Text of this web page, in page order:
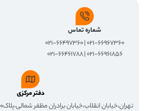
شماره تماس
۰۲۱-۶۶۹۶۷۳۶۰ | ۰۲۱-۶۶۴۹۷۳۶۰
۰۲۱-۶۶۹۶۱۸۵۶ | ۰۲۱-۶۶۴۶۱۷۸۸
دفتر مرکزی
تهران،خیابان انقلاب،خیابان برادران مظفر شمالی،پلاک۷۰،ساختمان۴۰،بلوک۱،واحد ۴۴